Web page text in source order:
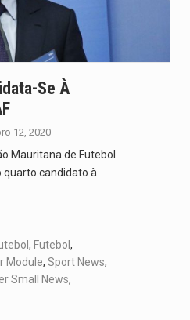
Se À
12, 2020
Mauritana de Futebol
quarto candidato à
, Futebol,
Module, Sport News,
Small News,